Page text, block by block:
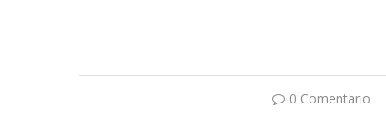
0 Comentario